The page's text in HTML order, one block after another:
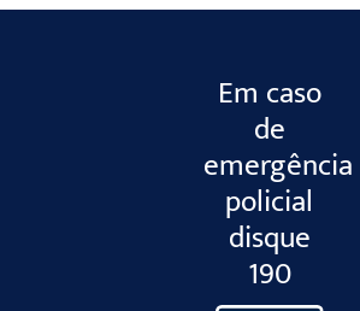
Em caso
de
emergência
policial
disque
190